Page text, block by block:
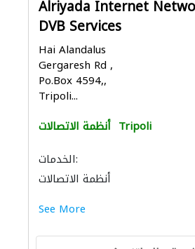
Alriyada Internet
DVB Services
Hai Alandalus
Gergaresh Rd ,
Po.Box 4594,,
Tripoli...
أنظمة الاتصالات Tripoli
الخدمات:
أنظمة الاتصالات
See More